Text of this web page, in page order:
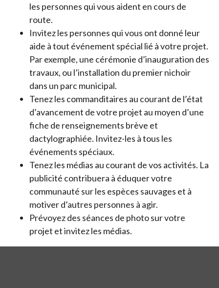
les personnes qui vous aident en cours de
route.
Invitez les personnes qui vous ont donné leur
aide à tout événement spécial lié à votre projet.
Par exemple, une cérémonie d’inauguration des
travaux, ou l’installation du premier nichoir
dans un parc municipal.
Tenez les commanditaires au courant de l’état
d’avancement de votre projet au moyen d’une
fiche de renseignements brève et
dactylographiée. Invitez-les à tous les
événements spéciaux.
Tenez les médias au courant de vos activités. La
publicité contribuera à éduquer votre
communauté sur les espèces sauvages et à
motiver d’autres personnes à agir.
Prévoyez des séances de photo sur votre
projet et invitez les médias.